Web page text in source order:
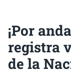
¡Por
registra
de la